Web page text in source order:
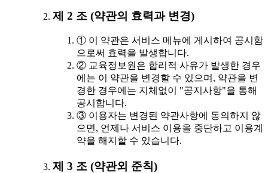
제 2 조 (약관의 효력과 변경)
① 이 약관은 서비스 메뉴에 게시하여 공시함
으로써 효력을 발생합니다.
② 교육정보원은 합리적 사유가 발생한 경우
에는 이 약관을 변경할 수 있으며, 약관을 변
경한 경우에는 지체없이 "공지사항"을 통해
공시합니다.
③ 이용자는 변경된 약관사항에 동의하지 않
으면, 언제나 서비스 이용을 중단하고 이용계
약을 해지할 수 있습니다.
제 3 조 (약관외 준칙)